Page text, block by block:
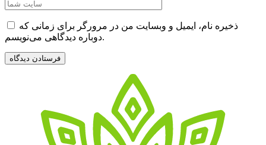
ذخیره نام، ایمیل و وبسایت من در مرورگر برای زمانی که
دوباره دیدگاهی می‌نویسم.